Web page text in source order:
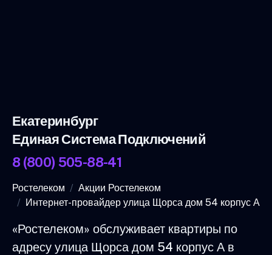
Екатеринбург
Единая Система Подключений
8 (800) 505-88-41
Ростелеком
Акции Ростелеком
Интернет-провайдер улица Щорса дом 54 корпус А
«Ростелеком» обслуживает квартиры по
адресу улица Щорса дом 54 корпус А в